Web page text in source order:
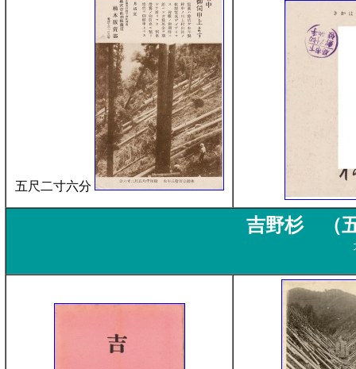
五尺二寸六分
吉野杉 （